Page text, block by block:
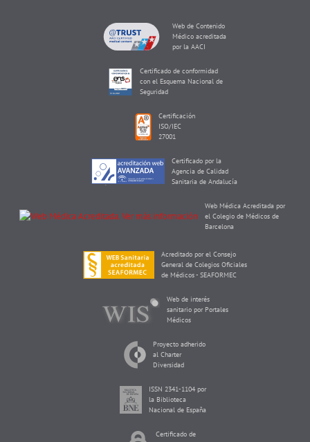
Web de Contenido
Médico acreditada
por la AACI
Certificado de conformidad
con el Esquema Nacional de
Seguridad
Certificación
ISO/IEC
27001
Certificado por la
Agencia de Calidad
Sanitaria de Andalucía
Web Médica Acreditada por
el Colegio de Médicos de
Barcelona
Acreditado por el Consejo
General de Colegios Oficiales
de Médicos - SEAFORMEC
Web de interés
sanitario por Portales
Médicos
Proyecto adherido
al Charter
Diversidad
ISSN 2341-1104 por
la Biblioteca
Nacional de España
Certificado de